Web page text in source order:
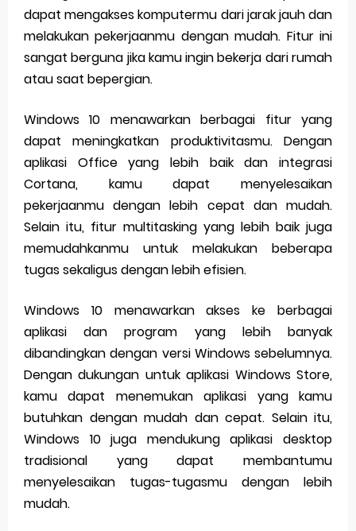
dapat mengakses komputermu dari jarak jauh dan
melakukan pekerjaanmu dengan mudah. Fitur ini
sangat berguna jika kamu ingin bekerja dari rumah
atau saat bepergian.
Windows 10 menawarkan berbagai fitur yang
dapat meningkatkan produktivitasmu. Dengan
aplikasi Office yang lebih baik dan integrasi
Cortana, kamu dapat menyelesaikan
pekerjaanmu dengan lebih cepat dan mudah.
Selain itu, fitur multitasking yang lebih baik juga
memudahkanmu untuk melakukan beberapa
tugas sekaligus dengan lebih efisien.
Windows 10 menawarkan akses ke berbagai
aplikasi dan program yang lebih banyak
dibandingkan dengan versi Windows sebelumnya.
Dengan dukungan untuk aplikasi Windows Store,
kamu dapat menemukan aplikasi yang kamu
butuhkan dengan mudah dan cepat. Selain itu,
Windows 10 juga mendukung aplikasi desktop
tradisional yang dapat membantumu
menyelesaikan tugas-tugasmu dengan lebih
mudah.